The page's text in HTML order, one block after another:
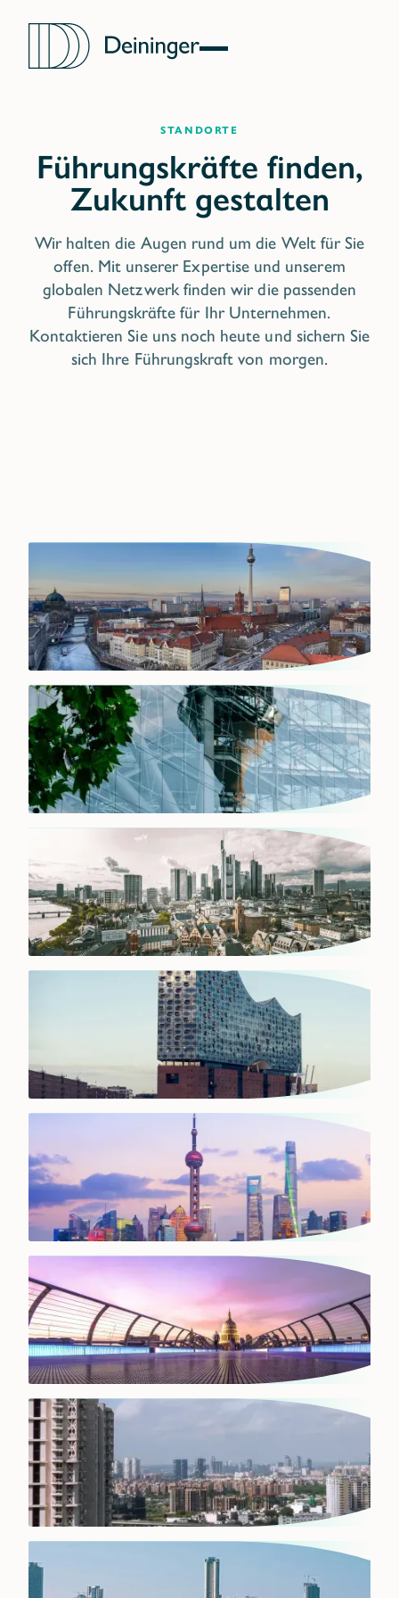
standorte
Wir halten die Augen rund um die Welt für Sie
offen. Mit unserer Expertise und unserem
globalen Netzwerk finden wir die passenden
Führungskräfte für Ihr Unternehmen.
Kontaktieren Sie uns noch heute und sichern Sie
sich Ihre Führungskraft von morgen.